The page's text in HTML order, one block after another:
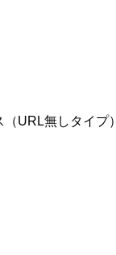
URL無しタイプ）